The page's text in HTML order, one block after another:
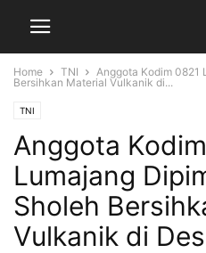
Home TNI
Anggota Kodim 0821
Bersihkan Material Vulkanik di...
TNI
Anggota
Lumajang
Sholeh
Vulkanik di